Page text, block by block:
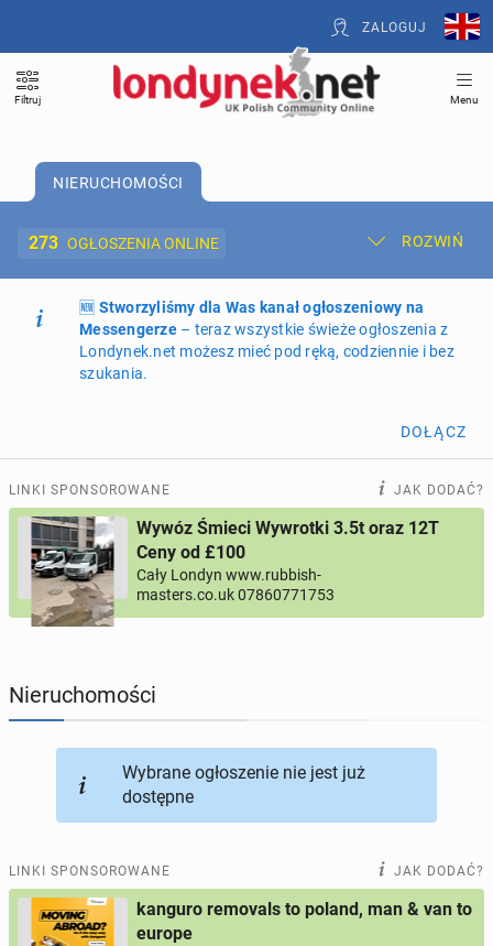
ZALOGUJ
Filtruj Menu
NIERUCHOMOŚCI
273 OGŁOSZENIA ONLINE ROZWIŃ
Dodaj ogłoszenie Moje ogłoszenia
Oferta i cennik ogłoszeń
ogłoszenia online
PROFILE KANDYDATÓW 304 profile online
USŁUGI 166
KUPIĘ & SPRZEDAM
TOWARZYSKIE 117ogłoszeń online
🆕 Stworzyliśmy dla Was kanał ogłoszeniowy na
Messengerze– teraz wszystkie świeże ogłoszenia z
Londynek.net możesz mieć pod ręką, codziennie i bez
szukania.
DOŁĄCZ
LINKI SPONSOROWANE JAK DODAĆ?
Wywóz Śmieci Wywrotki 3.5t oraz 12T
Ceny od £100
Cały Londyn www.rubbish-
masters.co.uk 07860771753
Nieruchomości
Wybrane ogłoszenie nie jest już
dostępne
LINKI SPONSOROWANE JAK DODAĆ?
kanguro removals to poland, man & van to
europe